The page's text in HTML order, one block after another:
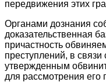
передвижения этих
Органами дознания
доказательственная
причастность
преступлений, в
утвержденным
для рассмотрения его